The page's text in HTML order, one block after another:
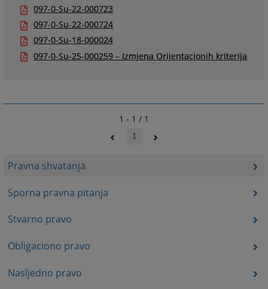
Pravna shvatanja
Sporna pravna pitanja
Stvarno pravo
Obligaciono pravo
Nasljedno pravo
097-0-Su-22-000723
097-0-Su-22-000724
097-0-Su-18-000024
097-0-Su-25-000259 – Izmjena Orijentacionih kriterija
1 - 1 / 1
1